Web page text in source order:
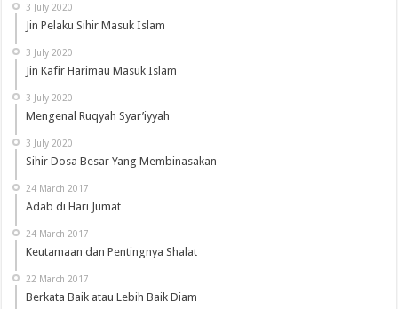
3 July 2020
Jin Pelaku Sihir Masuk Islam
3 July 2020
Jin Kafir Harimau Masuk Islam
3 July 2020
Mengenal Ruqyah Syar’iyyah
3 July 2020
Sihir Dosa Besar Yang Membinasakan
24 March 2017
Adab di Hari Jumat
24 March 2017
Keutamaan dan Pentingnya Shalat
22 March 2017
Berkata Baik atau Lebih Baik Diam